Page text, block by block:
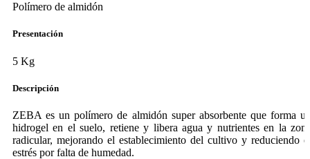
Polímero de almidón
Presentación
5 Kg
Descripción
ZEBA es un polímero de almidón super absorbente que forma
hidrogel en el suelo, retiene y libera agua y nutrientes en la
radicular, mejorando el establecimiento del cultivo y reduciendo
estrés por falta de humedad.